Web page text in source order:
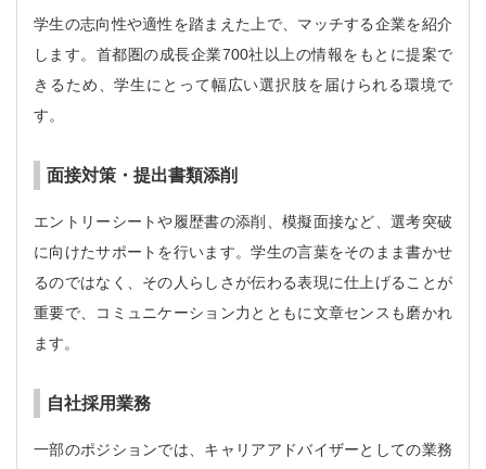
学生の志向性や適性を踏まえた上で、マッチする企業を紹介
します。首都圏の成長企業700社以上の情報をもとに提案で
きるため、学生にとって幅広い選択肢を届けられる環境で
す。
面接対策・提出書類添削
エントリーシートや履歴書の添削、模擬面接など、選考突破
に向けたサポートを行います。学生の言葉をそのまま書かせ
るのではなく、その人らしさが伝わる表現に仕上げることが
重要で、コミュニケーション力とともに文章センスも磨かれ
ます。
自社採用業務
一部のポジションでは、キャリアアドバイザーとしての業務